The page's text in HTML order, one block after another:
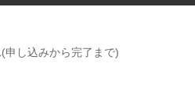
申し込みから完了まで)